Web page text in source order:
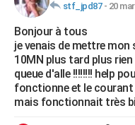
Essais
Réserver un essai
Citadines
Berlines
SUV
Forum auto
HIGH-TECH
Mobiles
Meilleur smartphone
Internet
Ordinateurs
Jeux vidéo
Guide high-tech
+
BRICOLAGE
Forum
Aménagement intérieur
Extérieur
Cuisine
Salle de bains
Jardinage
Rangement
WEEK-END
Guides de France
Escapades
Patrimoine
Expositions
Musées
Week-end nature
+LIFESTYLE
stf_jpd87- 20
Bonjour à tous
je venais de mettre mon
10MN plus tard plus
queue d'alle !!!!!!!! help
fonctionne et le courant
mais fonctionnait très